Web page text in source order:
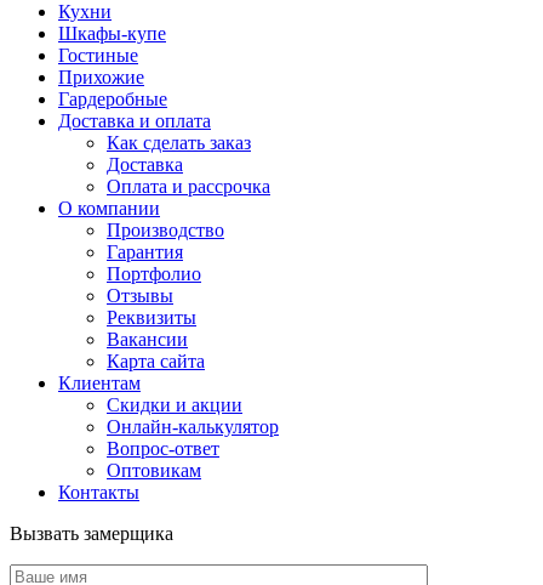
Кухни
Шкафы-купе
Гостиные
Прихожие
Гардеробные
Доставка и оплата
Как сделать заказ
Доставка
Оплата и рассрочка
О компании
Производство
Гарантия
Портфолио
Отзывы
Реквизиты
Вакансии
Карта сайта
Клиентам
Скидки и акции
Онлайн-калькулятор
Вопрос-ответ
Оптовикам
Контакты
Вызвать замерщика